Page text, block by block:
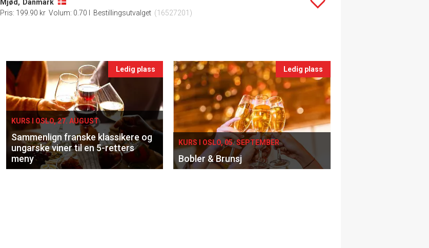
Mjød, Danmark
Pris: 199.90 kr Volum: 0.70 l Bestillingsutvalget (16527201)
Ledig plass
KURS I OSLO, 27. AUGUST
Sammenlign franske klassikere og
ungarske viner til en 5-retters
meny
Ledig plass
KURS I OSLO, 05. SEPTEMBER
Bobler & Brunsj